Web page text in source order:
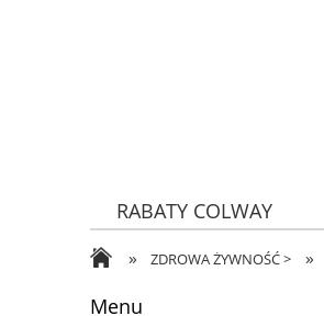
RABATY COLWAY
ZDROWA ŻYWNOŚĆ
» ZDROWA ŻYWNOŚĆ > »
Menu